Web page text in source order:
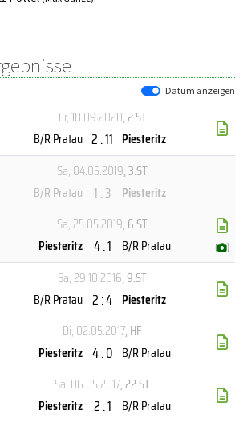
Datum anzeigen
Fr, 18.09.2020, 2.ST
B/R Pratau 2 : 11 Piesteritz
Sa, 04.05.2019, 3.ST
B/R Pratau 1 : 3 Piesteritz
Sa, 25.05.2019, 6.ST
Piesteritz 4 : 1 B/R Pratau ( )
Sa, 29.10.2016, 9.ST
B/R Pratau 2 : 4 Piesteritz
Di, 02.05.2017, HF
Piesteritz 4 : 0 B/R Pratau
Sa, 06.05.2017, 22.ST
Piesteritz 2 : 1 B/R Pratau